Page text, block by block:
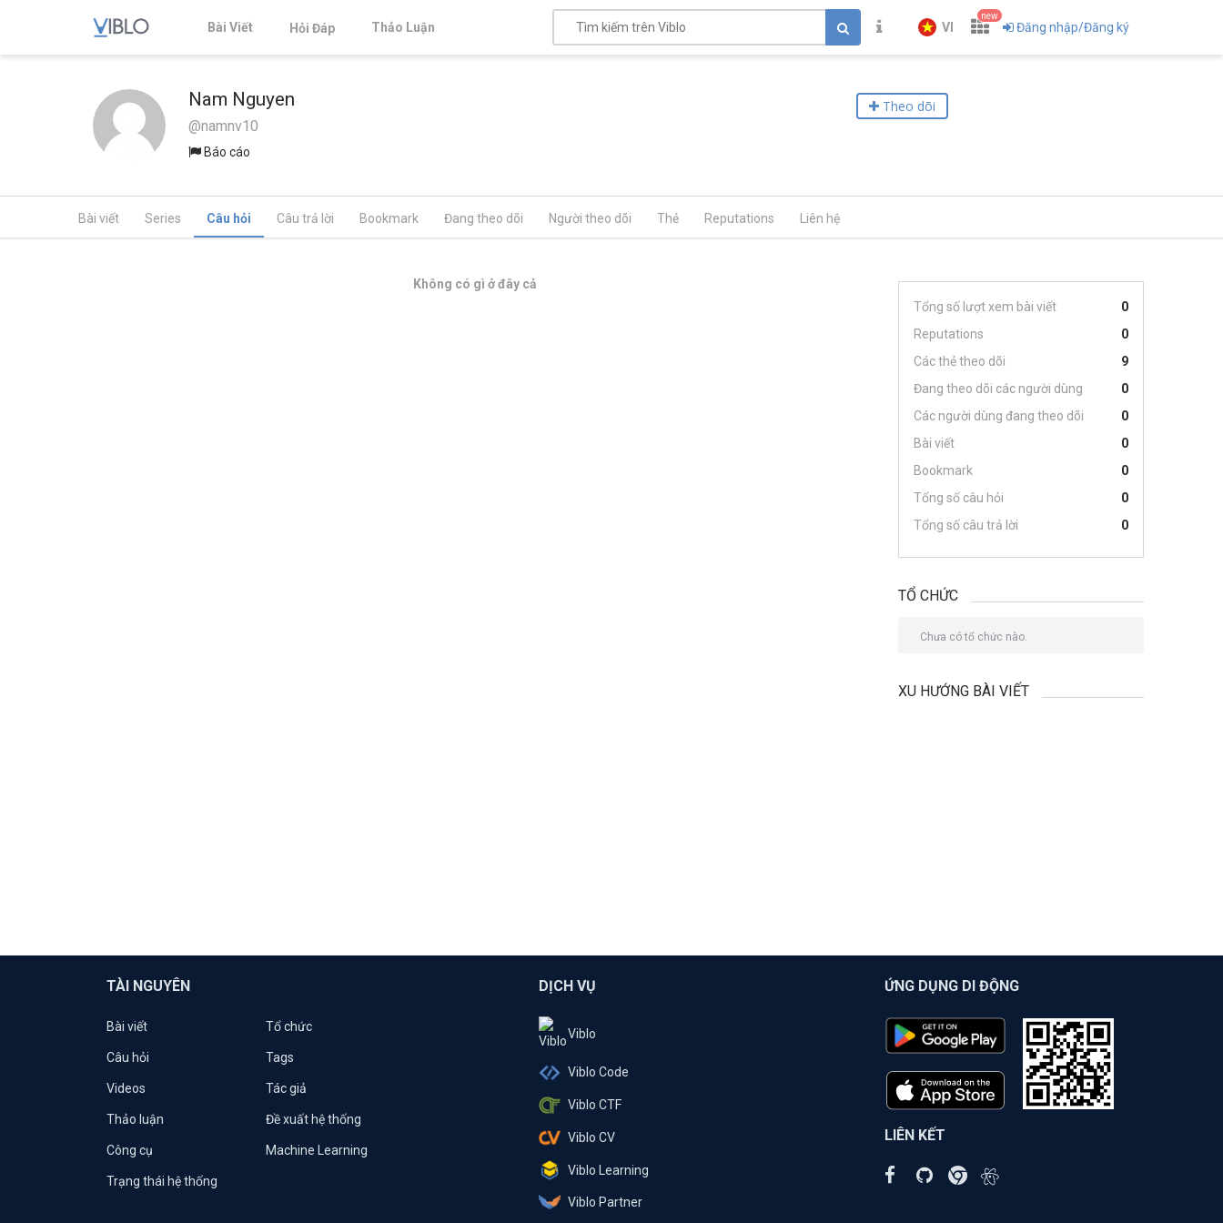
Bài Viết Hỏi Đáp Thảo Luận VI
new
Đăng nhập/Đăng ký
Nam Nguyen
@namnv10
Báo cáo
Theo dõi
Bài viết Series Câu hỏi Câu trả lời Bookmark Đang theo dõi Người theo dõi Thẻ Reputations Liên hệ
Không có gì ở đây cả
Tổng số lượt xem bài viết
0
Reputations
0
Các thẻ theo dõi
9
Đang theo dõi các người dùng
0
Các người dùng đang theo dõi
0
Bài viết
0
Bookmark
0
Tổng số câu hỏi
0
Tổng số câu trả lời
0
TỔ CHỨC
Chưa có tổ chức nào.
XU HƯỚNG BÀI VIẾT
TÀI NGUYÊN
Bài viết Tổ chức
Câu hỏi Tags
Videos Tác giả
Thảo luận Đề xuất hệ thống
Công cụ Machine Learning
Trạng thái hệ thống
DỊCH VỤ
Viblo
Viblo Code
Viblo CTF
Viblo CV
Viblo Learning
Viblo Partner
ỨNG DỤNG DI ĐỘNG
LIÊN KẾT